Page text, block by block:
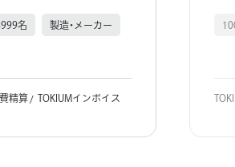
な見直しを推進。
名 製造・メーカー
精算 TOKIUMインボイス